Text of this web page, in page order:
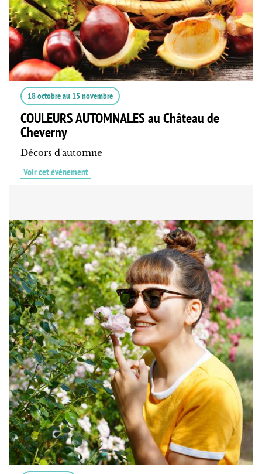
18 octobreau 15 novembre
COULEURS AUTOMNALES au Château de
Cheverny
Décors d'automne
Voir cet événement